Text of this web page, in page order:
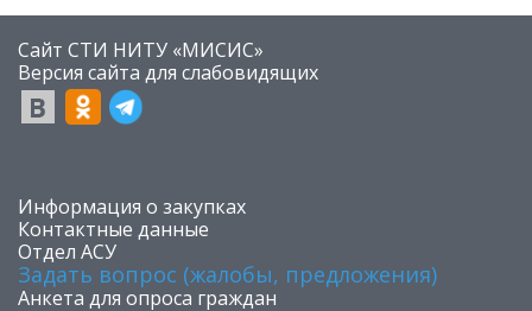
Сайт СТИ НИТУ «МИСИС»
​Версия сайта для слабовидящих
​Информация о закупках
Контактные данные
Отдел АСУ
Задать вопрос (жалобы, предложения)
Анкета для опроса граждан